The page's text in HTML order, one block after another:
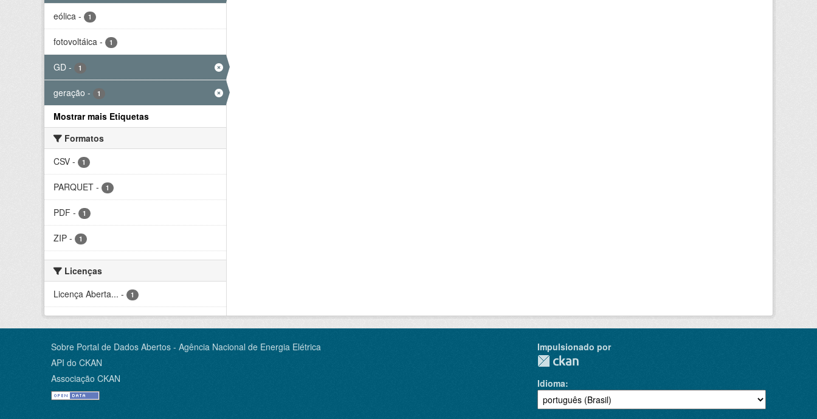
eólica - 1
fotovoltáica - 1
GD - 1
geração - 1
Mostrar mais Etiquetas
Formatos
CSV - 1
PARQUET - 1
PDF - 1
ZIP - 1
Licenças
Licença Aberta... - 1
Sobre Portal de Dados Abertos - Agência Nacional de Energia Elétrica
API do CKAN
Associação CKAN
Impulsionado por
Idioma